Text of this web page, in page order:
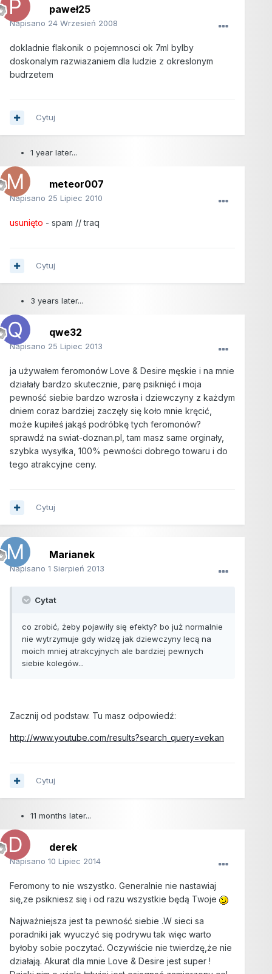
paweł25
Napisano 24 Wrzesień 2008
dokladnie flakonik o pojemnosci ok 7ml bylby
doskonalym razwiazaniem dla ludzie z okreslonym
budrzetem
Cytuj
1 year later...
meteor007
Napisano 25 Lipiec 2010
usunięto - spam // traq
Cytuj
3 years later...
qwe32
Napisano 25 Lipiec 2013
ja używałem feromonów Love & Desire męskie i na mnie
działały bardzo skutecznie, parę psiknięć i moja
pewność siebie bardzo wzrosła i dziewczyny z każdym
dniem coraz bardziej zaczęły się koło mnie kręcić,
może kupiłeś jakąś podróbkę tych feromonów?
sprawdź na swiat-doznan.pl, tam masz same orginały,
szybka wysyłka, 100% pewności dobrego towaru i do
tego atrakcyjne ceny.
Cytuj
Marianek
Napisano 1 Sierpień 2013
Cytat
co zrobić, żeby pojawiły się efekty? bo już normalnie
nie wytrzymuje gdy widzę jak dziewczyny lecą na
moich mniej atrakcyjnych ale bardziej pewnych
siebie kolegów...
Zacznij od podstaw. Tu masz odpowiedź:
http://www.youtube.com/results?search_query=vekan
Cytuj
11 months later...
derek
Napisano 10 Lipiec 2014
Feromony to nie wszystko. Generalnie nie nastawiaj
się,ze psikniesz się i od razu wszystkie będą Twoje
Najważniejsza jest ta pewność siebie .W sieci sa
poradniki jak wyuczyć się podrywu tak więc warto
byłoby sobie poczytać. Oczywiście nie twierdzę,że nie
działają. Akurat dla mnie Love & Desire jest super !